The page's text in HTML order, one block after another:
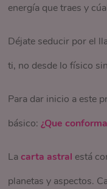
energía que traes y
Déjate seducir por el
ti, no desde lo físico
Para dar inicio a este
básico:¿Que
Lacarta astral está
planetas y aspectos.
nuestros
Casa 4:
padre.
cambio y el constante
creadora de
nuestro
vocación. La
área de